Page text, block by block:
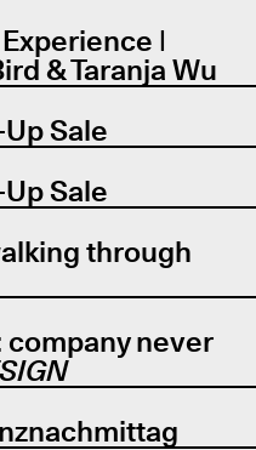
|
& Taranja Wu
Sale
Sale
through
never